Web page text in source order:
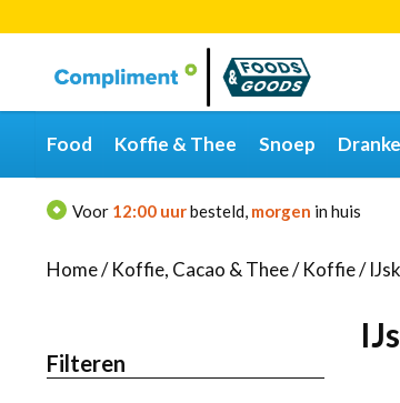
Categorieën
Merken
Food Koffie & Thee Snoep
Voor 12:00 uurbesteld, morgen in huis
Home/Koffie, Cacao & Thee/Koffie/
Filteren